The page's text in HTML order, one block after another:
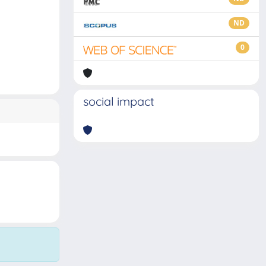
ND
0
social impact